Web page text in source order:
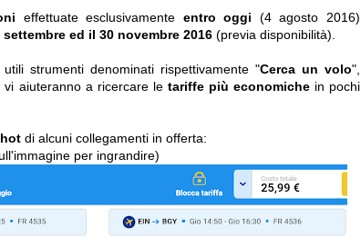
effettuate esclusivamente entro oggi (4 agosto 2016)
ed il 30 novembre 2016 (previa disponibilità).
strumenti denominati rispettivamente "Cerca un volo",
vi aiuteranno a ricercare le tariffe più economichein pochi
di alcuni collegamenti in offerta:
per ingrandire)